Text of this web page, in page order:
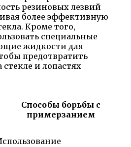
резиновых лезвий
более эффективную
Кроме того,
специальные
жидкости для
предотвратить
стекле и лопастях
Способы борьбы с
примерзанием